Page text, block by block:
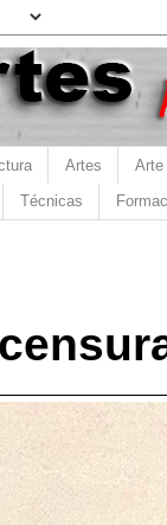
Artes Arte
Técnicas